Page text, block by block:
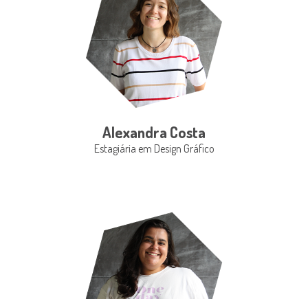
Alexandra Costa
Estagiária em Design Gráfico